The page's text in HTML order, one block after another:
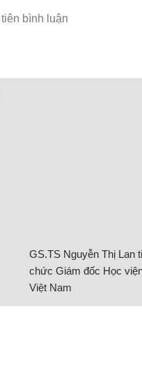
GS.TS Nguyễn Thị Lan
chức Giám đốc Học
Việt Nam